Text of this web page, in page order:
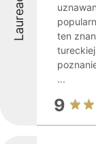
Laureaci
ten
...
9